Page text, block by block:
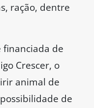
ração, dentre
de
Crescer, o
animal de
de